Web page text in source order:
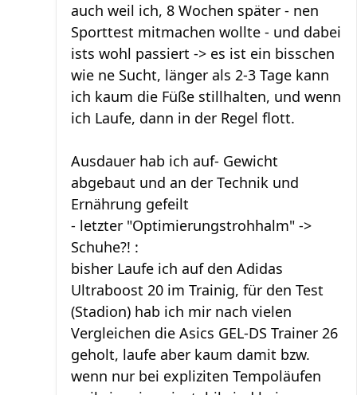
auch weil ich, 8 Wochen später - nen
Sporttest mitmachen wollte - und dabei
ists wohl passiert -> es ist ein bisschen
wie ne Sucht, länger als 2-3 Tage kann
ich kaum die Füße stillhalten, und wenn
ich Laufe, dann in der Regel flott.
Ausdauer hab ich auf- Gewicht
abgebaut und an der Technik und
Ernährung gefeilt
- letzter "Optimierungstrohhalm" ->
Schuhe?! :
bisher Laufe ich auf den Adidas
Ultraboost 20 im Trainig, für den Test
(Stadion) hab ich mir nach vielen
Vergleichen die Asics GEL-DS Trainer 26
geholt, laufe aber kaum damit bzw.
wenn nur bei expliziten Tempoläufen